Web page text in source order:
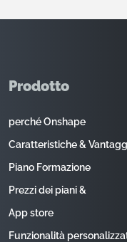
Prodotto
perché Onshape
Caratteristiche &
Piano Formazione
Prezzi dei piani &
App store
Funzionalità